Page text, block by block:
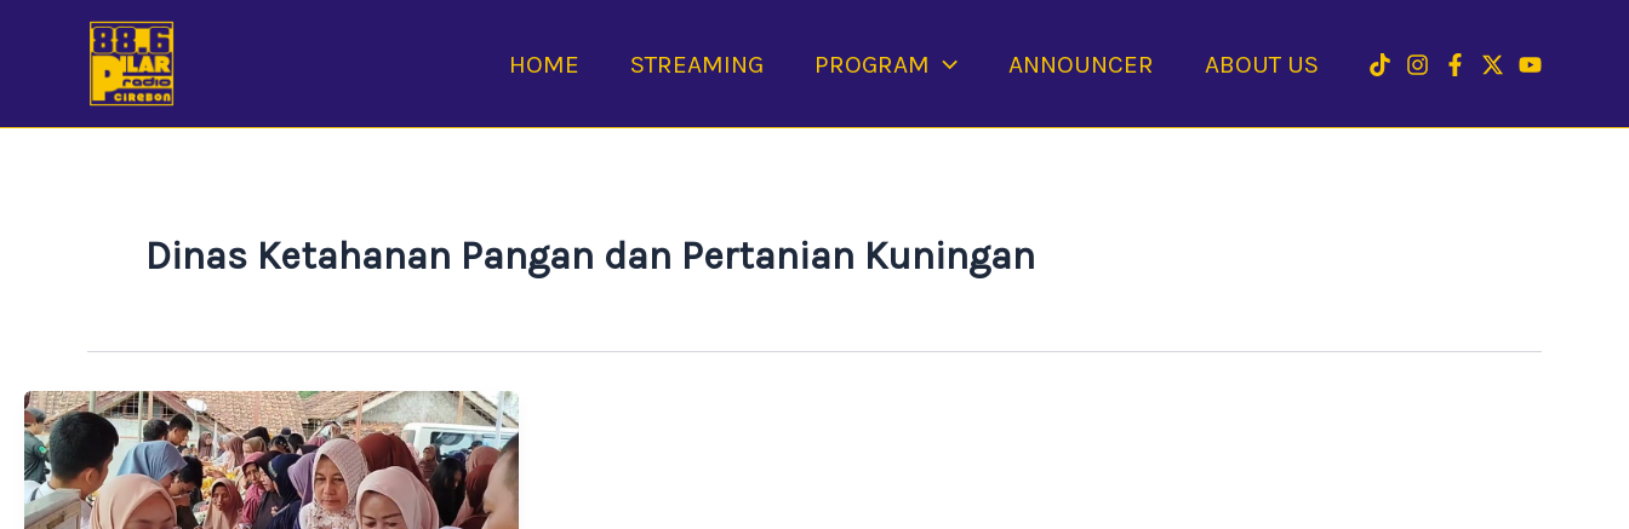
HOME STREAMING PROGRAM ANNOUNCER ABOUT US
Dinas Ketahanan Pangan dan Pertanian Kuningan